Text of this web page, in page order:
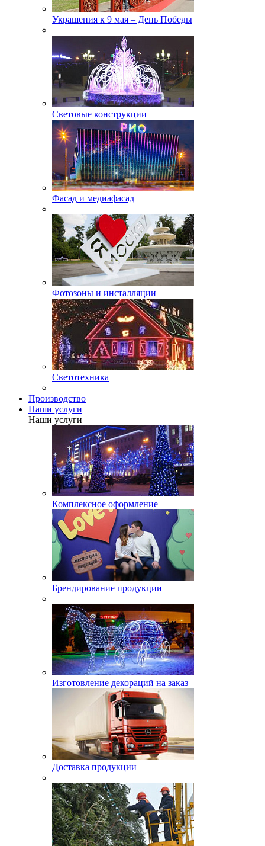
Украшения к 9 мая – День Победы
Световые конструкции
Фасад и медиафасад
Фотозоны и инсталляции
Светотехника
Производство
Наши услуги
Наши услуги
Комплексное оформление
Брендирование продукции
Изготовление декораций на заказ
Доставка продукции